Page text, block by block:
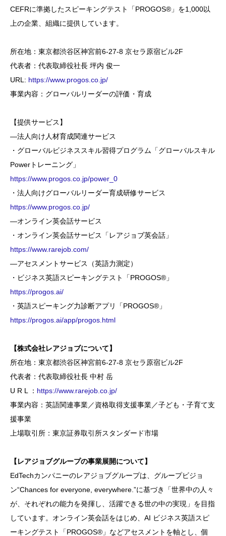
CEFRに準拠したスピーキングテスト「PROGOS®」を1,000以
上の企業、組織に提供しています。
所在地：東京都渋谷区神宮前6-27-8 京セラ原宿ビル2F
代表者：代表取締役社長 坪内 俊一
URL: https://www.progos.co.jp/
事業内容：グローバルリーダーの評価・育成
【提供サービス】
―法人向け人材育成関連サービス
・グローバルビジネススキル習得プログラム「グローバルスキル
Powerトレーニング」
https://www.progos.co.jp/power_0
・法人向けグローバルリーダー育成研修サービス
https://www.progos.co.jp/
―オンライン英会話サービス
・オンライン英会話サービス「レアジョブ英会話」
https://www.rarejob.com/
―アセスメントサービス（英語力測定）
・ビジネス英語スピーキングテスト「PROGOS®」
https://progos.ai/
・英語スピーキング力診断アプリ「PROGOS®」
https://progos.ai/app/progos.html
【株式会社レアジョブについて】
所在地：東京都渋谷区神宮前6-27-8 京セラ原宿ビル2F
代表者：代表取締役社長 中村 岳
U R L ： https://www.rarejob.co.jp/
事業内容：英語関連事業／資格取得支援事業／子ども・子育て支
援事業
上場取引所：東京証券取引所スタンダード市場
【レアジョブグループの事業展開について】
EdTechカンパニーのレアジョブグループは、グループビジョ
ン“Chances for everyone, everywhere.”に基づき「世界中の人々
が、それぞれの能力を発揮し、活躍できる世の中の実現」を目指
しています。オンライン英会話をはじめ、AI ビジネス英語スピ
ーキングテスト「PROGOS®」などアセスメントを軸とし、個